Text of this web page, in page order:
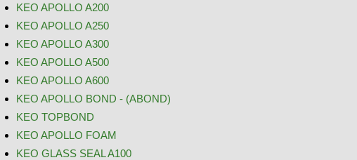
KEO APOLLO A200
KEO APOLLO A250
KEO APOLLO A300
KEO APOLLO A500
KEO APOLLO A600
KEO APOLLO BOND - (ABOND)
KEO TOPBOND
KEO APOLLO FOAM
KEO GLASS SEAL A100